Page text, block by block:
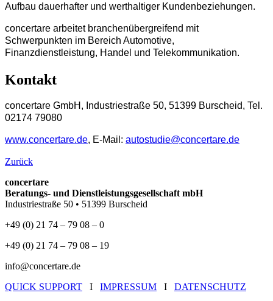
Aufbau dauerhafter und werthaltiger Kundenbeziehungen.
concertare arbeitet branchenübergreifend mit
Schwerpunkten im Bereich Automotive,
Finanzdienstleistung, Handel und Telekommunikation.
Kontakt
concertare GmbH, Industriestraße 50, 51399 Burscheid, Tel.
02174 79080
www.concertare.de, E-Mail: autostudie@concertare.de
Zurück
concertare
Beratungs- und Dienstleistungsgesellschaft mbH
Industriestraße 50 • 51399 Burscheid
+49 (0) 21 74 – 79 08 – 0
+49 (0) 21 74 – 79 08 – 19
info@concertare.de
QUICK SUPPORT I IMPRESSUM I DATENSCHUTZ